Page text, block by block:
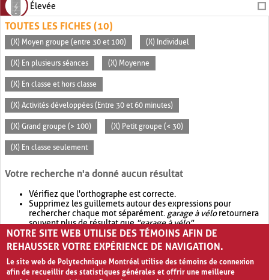
Élevée
TOUTES LES FICHES (10)
(X) Moyen groupe (entre 30 et 100) (X) Individuel
(X) En plusieurs séances (X) Moyenne
(X) En classe et hors classe
(X) Activités développées (Entre 30 et 60 minutes)
(X) Grand groupe (> 100) (X) Petit groupe (< 30)
(X) En classe seulement
Votre recherche n'a donné aucun résultat
Vérifiez que l'orthographe est correcte.
Supprimez les guillemets autour des expressions pour
rechercher chaque mot séparément. garage à véloretournera
souvent plus de résultat que"garage à vélo".
Envisagez d'élargir votre recherche avec OR.garage OR vélo
retournera souvent plus de résultat quegarage à vélo
NOTRE SITE WEB UTILISE DES TÉMOINS AFIN DE
REHAUSSER VOTRE EXPÉRIENCE DE NAVIGATION.
Le site web de Polytechnique Montréal utilise des témoins de connexion
afin de recueillir des statistiques générales et offrir une meilleure